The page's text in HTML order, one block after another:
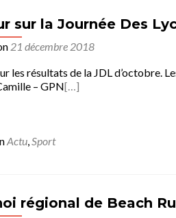
sur la Journée Des
21 décembre 2018
les résultats de la JDL d’octobre.
– GPN[…]
Actu,Sport
régional de Beach